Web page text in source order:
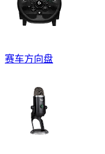
赛车方向盘